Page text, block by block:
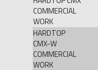
COMMERCIAL
WORK
HARDTOP
CMX-W
COMMERCIAL
WORK